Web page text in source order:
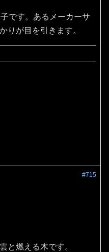
です。あるメーカーサ
りが目を引きます。
#715
と燃える木です。